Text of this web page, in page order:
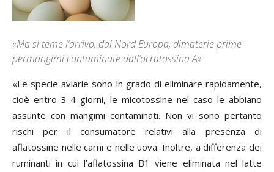
«Ma si teme l’arrivo, dal Nord Europa, dimaterie prime
permangimi contaminate dall’ocratossina A»
«Le specie aviarie sono in grado di eliminare rapidamente,
cioè entro 3-4 giorni, le micotossine nel caso le abbiano
assunte con mangimi contaminati. Non vi sono pertanto
rischi per il consumatore relativi alla presenza di
aflatossine nelle carni e nelle uova. Inoltre, a differenza dei
ruminanti in cui l’aflatossina B1 viene eliminata nel latte